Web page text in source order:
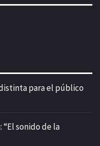
para el público
“El sonido de la